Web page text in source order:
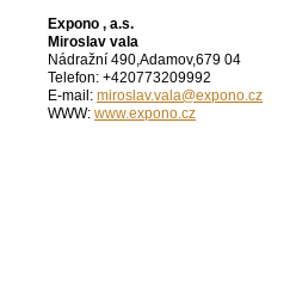
Expono , a.s.
Miroslav vala
Nádražní 490,Adamov,679 04
Telefon: +420773209992
E-mail: miroslav.vala@expono.cz
WWW: www.expono.cz